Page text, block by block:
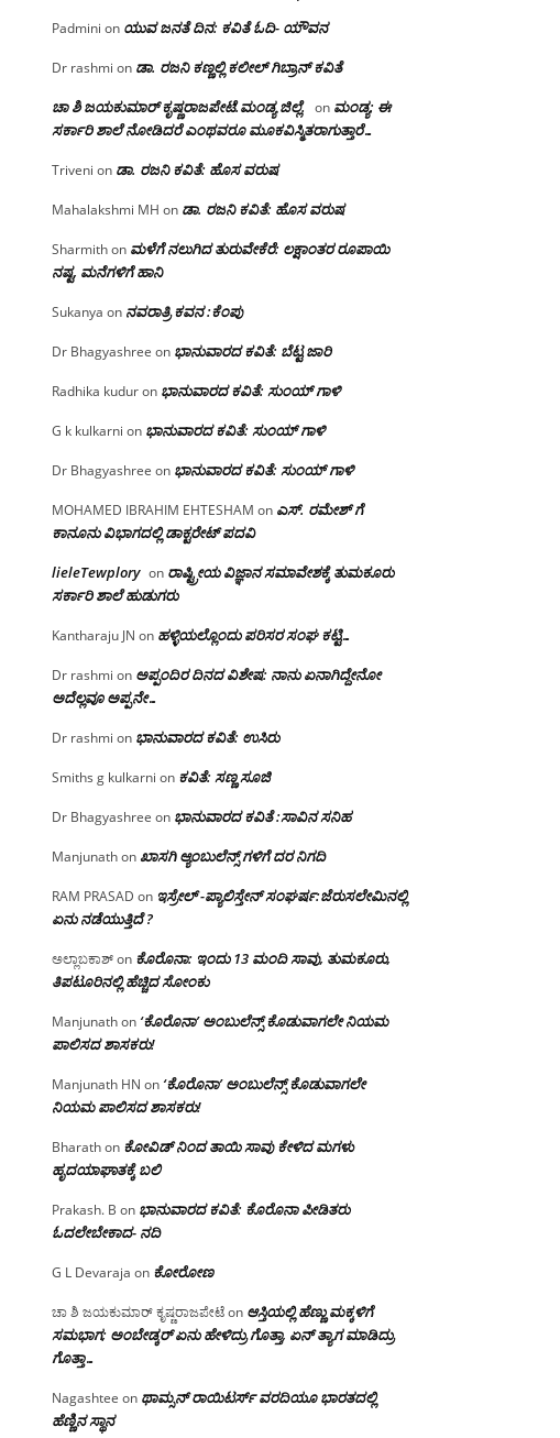
Padmini on ಯುವ ಜನತೆ ದಿನ: ಕವಿತೆ ಓದಿ- ಯೌವನ
Dr rashmi on ಡಾ. ರಜನಿ‌ ಕಣ್ಣಲ್ಲಿ ಕಲೀಲ್ ಗಿಬ್ರಾನ್ ಕವಿತೆ
ಚಾ ಶಿ ಜಯಕುಮಾರ್ ಕೃಷ್ಣರಾಜಪೇಟೆ.ಮಂಡ್ಯ ಜಿಲ್ಲೆ. on ಮಂಡ್ಯ: ಈ
ಸರ್ಕಾರಿ ಶಾಲೆ ನೋಡಿದರೆ ಎಂಥವರೂ ಮೂಕವಿಸ್ಮಿತರಾಗುತ್ತಾರೆ…
Triveni on ಡಾ. ರಜನಿ ಕವಿತೆ: ಹೊಸ ವರುಷ
Mahalakshmi MH on ಡಾ. ರಜನಿ ಕವಿತೆ: ಹೊಸ ವರುಷ
Sharmithon ಮಳೆಗೆ ನಲುಗಿದ ತುರುವೇಕೆರೆ: ಲಕ್ಷಾಂತರ ರೂಪಾಯಿ
ನಷ್ಟ, ಮನೆಗಳಿಗೆ ಹಾನಿ
Sukanya on ನವರಾತ್ರಿ ಕವನ :ಕೆಂಪು
Dr Bhagyashree on ಭಾನುವಾರದ ಕವಿತೆ: ಬೆಟ್ಟ ಜಾರಿ
Radhika kuduron ಭಾನುವಾರದ ಕವಿತೆ: ಸುಂಯ್ ಗಾಳಿ
G k kulkarni on ಭಾನುವಾರದ ಕವಿತೆ: ಸುಂಯ್ ಗಾಳಿ
Dr Bhagyashree on ಭಾನುವಾರದ ಕವಿತೆ: ಸುಂಯ್ ಗಾಳಿ
MOHAMED IBRAHIM EHTESHAM on ಎಸ್. ರಮೇಶ್ ಗೆ
ಕಾನೂನು ವಿಭಾಗದಲ್ಲಿ ಡಾಕ್ಟರೇಟ್ ಪದವಿ
lieleTewplory on ರಾಷ್ಟ್ರೀಯ ವಿಜ್ಞಾನ ಸಮಾವೇಶಕ್ಕೆ‌ ತುಮಕೂರು
ಸರ್ಕಾರಿ ಶಾಲೆ ಹುಡುಗರು
Kantharaju JN on ಹಳ್ಳಿಯಲ್ಲೊಂದು ಪರಿಸರ ಸಂಘ ಕಟ್ಟಿ…
Dr rashmi on ಅಪ್ಪಂದಿರ ದಿನದ ವಿಶೇಷ: ನಾನು ಏನಾಗಿದ್ದೇನೋ‌
ಅದೆಲ್ಲವೂ ಅಪ್ಪನೇ…
Dr rashmi on ಭಾನುವಾರದ ಕವಿತೆ: ಉಸಿರು
Smiths g kulkarni on ಕವಿತೆ: ಸಣ್ಣ ಸೂಜಿ
Dr Bhagyashree on ಭಾನುವಾರದ ಕವಿತೆ :ಸಾವಿನ ಸನಿಹ
Manjunathonಖಾಸಗಿ ಆ್ಯಂಬುಲೆನ್ಸ್ ಗಳಿಗೆ ದರ ನಿಗದಿ
RAM PRASAD on ಇಸ್ರೇಲ್ -ಪ್ಯಾಲಿಸ್ತೇನ್ ಸಂಘರ್ಷ:ಜೆರುಸಲೇಮಿನಲ್ಲಿ
ಏನು ನಡೆಯುತ್ತಿದೆ ?
ಅಲ್ಲಾಬಕಾಶ್on ಕೊರೊನಾ: ಇಂದು 13 ಮಂದಿ ಸಾವು, ತುಮಕೂರು,
ತಿಪಟೂರಿನಲ್ಲಿ ಹೆಚ್ಚಿದ ಸೋಂಕು
Manjunathon ‘ಕೊರೊನಾ’ ಅಂಬುಲೆನ್ಸ್ ಕೊಡುವಾಗಲೇ ನಿಯಮ
ಪಾಲಿಸದ ಶಾಸಕರು!
Manjunath HN on ‘ಕೊರೊನಾ’ ಅಂಬುಲೆನ್ಸ್ ಕೊಡುವಾಗಲೇ
ನಿಯಮ ಪಾಲಿಸದ ಶಾಸಕರು!
Bharathon ಕೋವಿಡ್ ನಿಂದ ತಾಯಿ ಸಾವು ಕೇಳಿದ ಮಗಳು
ಹೃದಯಾಘಾತಕ್ಕೆ ಬಲಿ
Prakash. B on ಭಾನುವಾರದ ಕವಿತೆ: ಕೊರೊನಾ ಪೀಡಿತರು
ಓದಲೇಬೇಕಾದ- ನದಿ
G L Devaraja on ಕೋರೋಣ
ಚಾ ಶಿ ಜಯಕುಮಾರ್ ಕೃಷ್ಣರಾಜಪೇಟೆon ಆಸ್ತಿಯಲ್ಲಿ ಹೆಣ್ಣು ಮಕ್ಕಳಿಗೆ
ಸಮಭಾಗ; ಅಂಬೇಡ್ಕರ್ ಏನು ಹೇಳಿದ್ರು ಗೊತ್ತಾ, ಏನ್ ತ್ಯಾಗ ಮಾಡಿದ್ರು
ಗೊತ್ತಾ…
Nagashtee on ಥಾಮ್ಸನ್ ರಾಯಿಟರ್ಸ್ ವರದಿಯೂ ಭಾರತದಲ್ಲಿ
ಹೆಣ್ಣಿನ ಸ್ಥಾನ‌